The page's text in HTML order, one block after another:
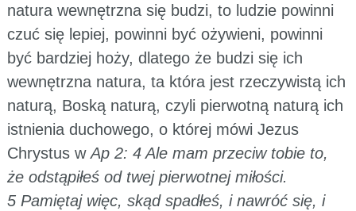
natura wewnętrzna się budzi, to ludzie powinni
czuć się lepiej, powinni być ożywieni, powinni
być bardziej hoży, dlatego że budzi się ich
wewnętrzna natura, ta która jest rzeczywistą ich
naturą, Boską naturą, czyli pierwotną naturą ich
istnienia duchowego, o której mówi Jezus
Chrystus wAp 2: 4 Ale mam przeciw tobie to,
że odstąpiłeś od twej pierwotnej miłości.
5 Pamiętaj więc, skąd spadłeś, i nawróć się, i